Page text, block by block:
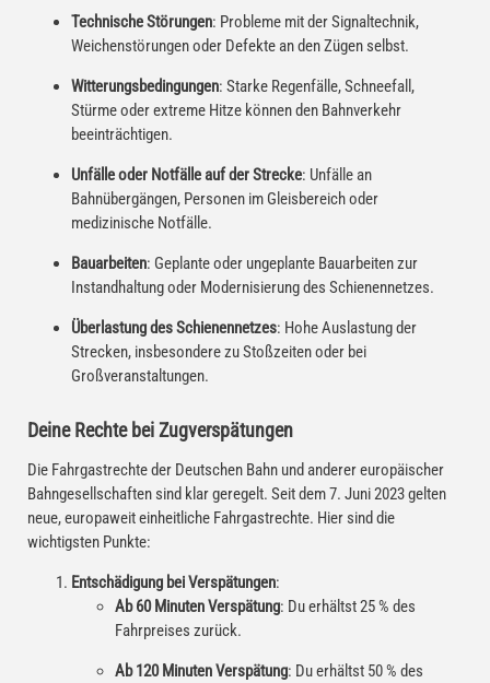
Technische Störungen: Probleme mit der Signaltechnik,
Weichenstörungen oder Defekte an den Zügen selbst.
Witterungsbedingungen: Starke Regenfälle, Schneefall,
Stürme oder extreme Hitze können den Bahnverkehr
beeinträchtigen.
Unfälle oder Notfälle auf der Strecke: Unfälle an
Bahnübergängen, Personen im Gleisbereich oder
medizinische Notfälle.
Bauarbeiten: Geplante oder ungeplante Bauarbeiten zur
Instandhaltung oder Modernisierung des Schienennetzes.
Überlastung des Schienennetzes: Hohe Auslastung der
Strecken, insbesondere zu Stoßzeiten oder bei
Großveranstaltungen.
Deine Rechte bei Zugverspätungen
Die Fahrgastrechte der Deutschen Bahn und anderer europäischer
Bahngesellschaften sind klar geregelt. Seit dem 7. Juni 2023 gelten
neue, europaweit einheitliche Fahrgastrechte. Hier sind die
wichtigsten Punkte:
Entschädigung bei Verspätungen:
Ab 60 Minuten Verspätung: Du erhältst 25 % des
Fahrpreises zurück.
Ab 120 Minuten Verspätung: Du erhältst 50 % des